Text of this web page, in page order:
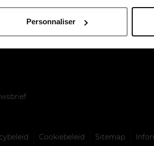
Personnaliser
Cookiebeleid Sitemap